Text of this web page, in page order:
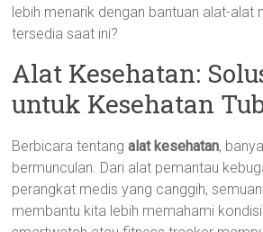
lebih menarik dengan bantuan alat-alat
tersedia saat ini?
Alat Kesehatan:
untuk Kesehatan
Berbicara tentangalat kesehatan,
bermunculan. Dari alat pemantau
perangkat medis yang canggih,
membantu kita lebih memahami